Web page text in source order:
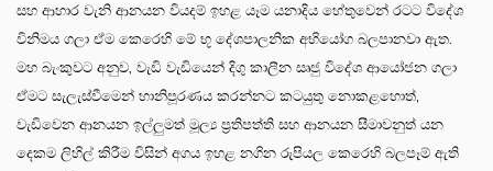
සහ ආහාර වැනි ආනයන වියදම් ඉහළ යෑම යනාදිය හේතුවෙන් රටට විදේශ
විනිමය ගලා ඒම කෙරෙහි මේ භූ දේශපාලනික අභියෝග බලපානවා ඇත.
මහ බැංකුවට අනුව, වැඩි වැඩියෙන් දිගු කාලීන සෘජු විදේශ ආයෝජන ගලා
ඒමට සැලැස්වීමෙන් හානිපූරණය කරන්නට කටයුතු නොකළහොත්,
වැඩිවෙන ආනයන ඉල්ලුමත් මූල්‍ය ප්‍රතිපත්ති සහ ආනයන සීමාවනුත් යන
දෙකම ලිහිල් කිරීම විසින් අගය ඉහළ නගින රුපියල කෙරෙහි බලපෑම් ඇති